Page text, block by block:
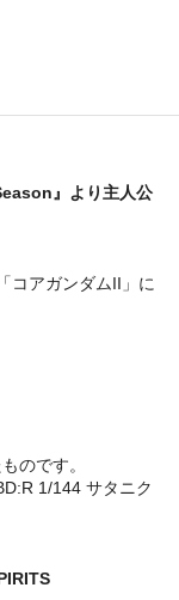
』より主人公
コアガンダムII」に
のです。
1/144 サタニク